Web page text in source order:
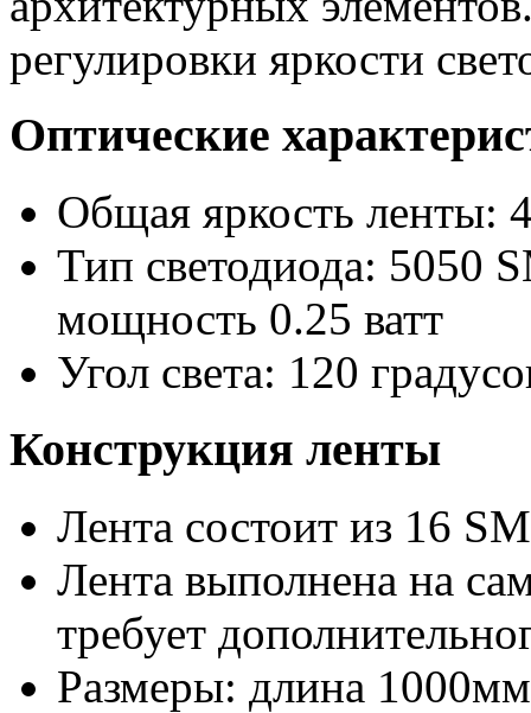
регулировки яркости
Оптические
Общая яркость ленты:
Тип светодиода: 5050
мощность 0.25 ватт
Угол света: 120
Конструкция ленты
Лента состоит из 16
Лента выполнена на
требует
Размеры: длина